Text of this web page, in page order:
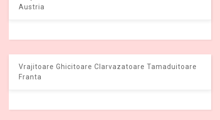
Austria
Vrajitoare Ghicitoare Clarvazatoare Tamaduitoare
Franta